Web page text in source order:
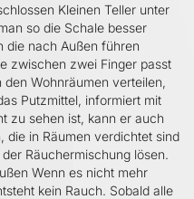
Kleinen Teller unter
so die Schale besser
die nach Außen führen
zwischen zwei Finger passt
Wohnräumen verteilen,
Putzmittel, informiert mit
zu sehen ist, kann er auch
die in Räumen verdichtet sind
Räuchermischung lösen.
Wenn es nicht mehr
kein Rauch. Sobald alle